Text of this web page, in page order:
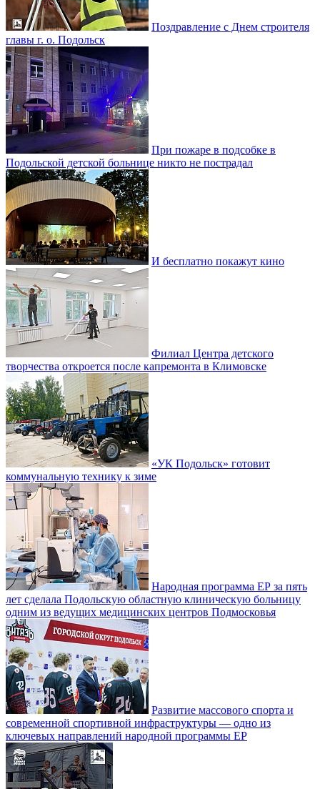
Поздравление с Днем строителя
главы г. о. Подольск
При пожаре в подсобке в
Подольской детской больнице никто не пострадал
И бесплатно покажут кино
Филиал Центра детского
творчества откроется после капремонта в Климовске
«УК Подольск» готовит
коммунальную технику к зиме
Народная программа ЕР за пять
лет сделала Подольскую областную клиническую больницу
одним из ведущих медицинских центров Подмосковья
Развитие массового спорта и
современной спортивной инфраструктуры — одно из
ключевых направлений народной программы ЕР